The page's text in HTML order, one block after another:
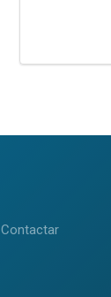
Contactar